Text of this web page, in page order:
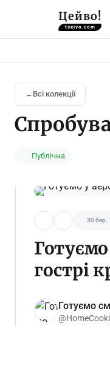
Цейво!
tseivo.com
Всі колекції
Публічна
30 бер.
Готуємо
гострі
Готуємо